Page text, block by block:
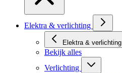
Elektra & verlichting
Elektra & verlichting
Bekijk alles
Verlichting